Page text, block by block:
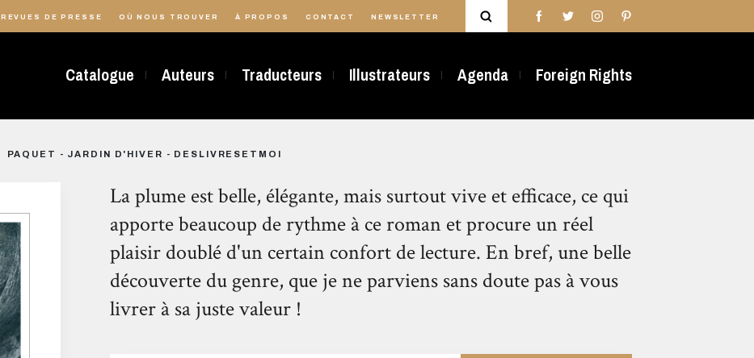
REVUES DE PRESSE OÙ NOUS TROUVER À PROPOS CONTACT NEWSLETTER
Catalogue Auteurs Traducteurs Illustrateurs Agenda Foreign Rights
PAQUET - JARDIN D'HIVER - DESLIVRESETMOI
La plume est belle, élégante, mais surtout vive et efficace, ce qui
apporte beaucoup de rythme à ce roman et procure un réel
plaisir doublé d'un certain confort de lecture. En bref, une belle
découverte du genre, que je ne parviens sans doute pas à vous
livrer à sa juste valeur !